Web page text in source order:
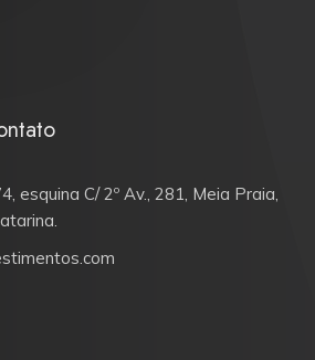
esquina C/ 2º Av., 281, Meia Praia,